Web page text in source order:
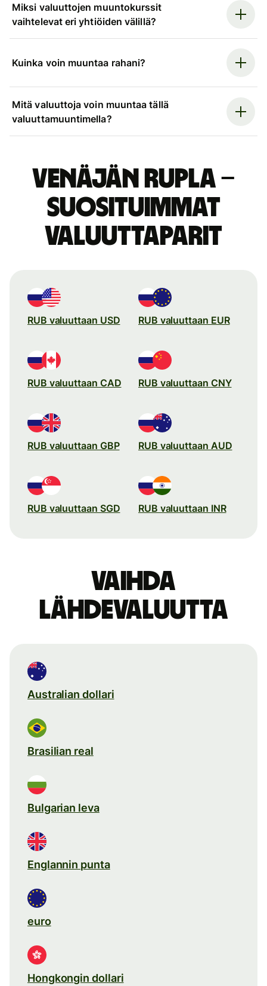
Miksi valuuttojen muuntokurssit
vaihtelevat eri yhtiöiden välillä?
Kuinka voin muuntaa rahani?
Mitä valuuttoja voin muuntaa tällä
valuuttamuuntimella?
Venäjän rupla –
suosituimmat
valuuttaparit
RUB valuuttaan USD RUB valuuttaan EUR
RUB valuuttaan CAD RUB valuuttaan CNY
RUB valuuttaan GBP RUB valuuttaan AUD
RUB valuuttaan SGD RUB valuuttaan INR
Vaihda
lähdevaluutta
Australian dollari
Brasilian real
Bulgarian leva
Englannin punta
euro
Hongkongin dollari